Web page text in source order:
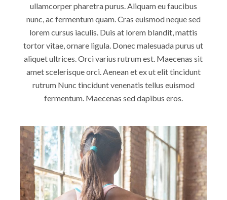
ullamcorper pharetra purus. Aliquam eu faucibus
nunc, ac fermentum quam. Cras euismod neque sed
lorem cursus iaculis. Duis at lorem blandit, mattis
tortor vitae, ornare ligula. Donec malesuada purus ut
aliquet ultrices. Orci varius rutrum est. Maecenas sit
amet scelerisque orci. Aenean et ex ut elit tincidunt
rutrum Nunc tincidunt venenatis tellus euismod
fermentum. Maecenas sed dapibus eros.